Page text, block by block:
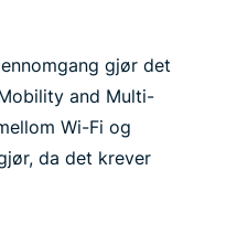
gjør det
and Multi-
Wi-Fi og
da det krever